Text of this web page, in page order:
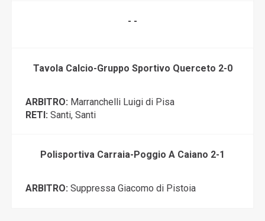
- -
Tavola Calcio-Gruppo Sportivo Querceto 2-0
ARBITRO: Marranchelli Luigi di Pisa
RETI: Santi, Santi
Polisportiva Carraia-Poggio A Caiano 2-1
ARBITRO: Suppressa Giacomo di Pistoia